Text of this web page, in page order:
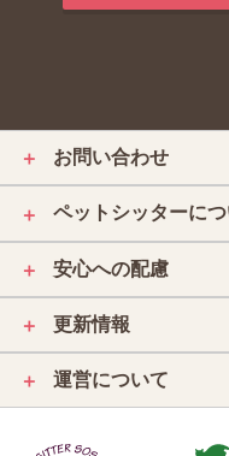
＋ お問い合わせ
＋ ペットシッターに
＋ 安心への配慮
＋ 更新情報
＋ 運営について